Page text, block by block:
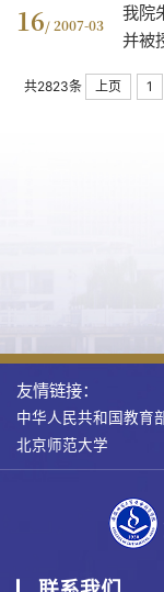
16/ 2007-03
我院
并被
共2823条 上页 1
友情链接：
中华人民共和国教育
北京师范大学